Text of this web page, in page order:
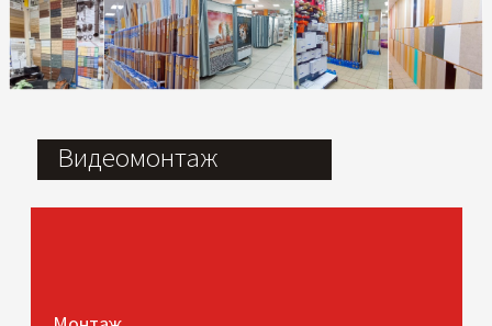
Видеомонтаж